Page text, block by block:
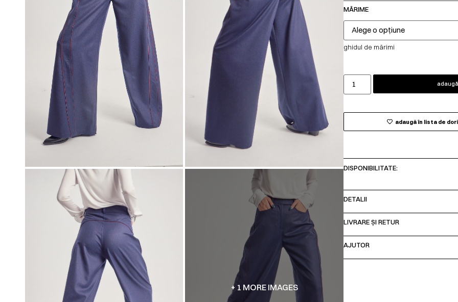
+ 1 MORE IMAGES
MĂRIME
ghidul de mărimi
adaugă în lista de
DISPONIBILITATE:
DETALII
LIVRARE ȘI RETUR
AJUTOR